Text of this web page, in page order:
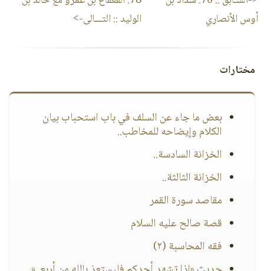
أوس الأنصاري
الوليد :: التـــالى->
مختارات
بعض ما جاء عن السلف في باب استحباب بيان
الكلام وإيضاحه للمخاطب..
الخزانة السادسة..
الخزانة الثالثة..
مقاصد سورة القمر
قصة صالح عليه السلام
فقه المحاسبة (٢)